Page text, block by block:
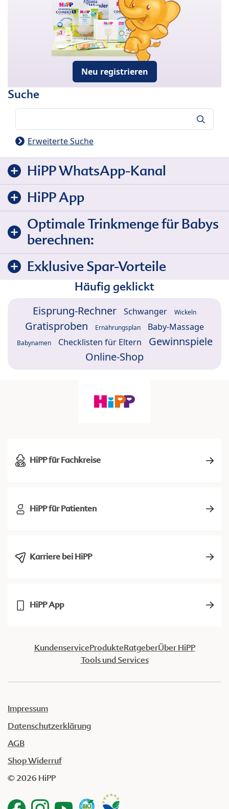
Neu registrieren
Suche
Erweiterte Suche
HiPP WhatsApp-Kanal
HiPP App
Optimale Trinkmenge für Babys
berechnen:
Exklusive Spar-Vorteile
Häufig geklickt
Eisprung-Rechner Schwanger Wickeln
Gratisproben Ernährungsplan Baby-Massage
Babynamen Checklisten für Eltern
Gewinnspiele
Online-Shop
HiPP für Fachkreise
HiPP für Patienten
Karriere bei HiPP
HiPP App
KundenserviceProdukteRatgeberÜber HiPP
Tools und Services
Impressum
Datenschutzerklärung
AGB
Shop Widerruf
© 2026 HiPP